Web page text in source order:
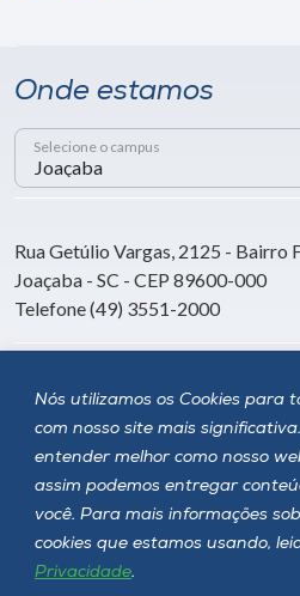
Nós utilizamos os Cookies para
com nosso site mais
entender melhor como nosso
assim podemos entregar
você. Para mais informações
cookies que estamos usando,
Privacidade.
Onde estamos
Selecione o campus
Rua Getúlio Vargas, 2125 - Bairro
Joaçaba - SC - CEP 89600-000
Telefone (49) 3551-2000
Siga a Unoesc